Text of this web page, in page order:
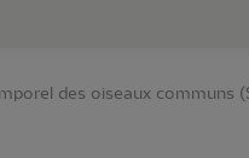
Aller à la
des oiseaux communs